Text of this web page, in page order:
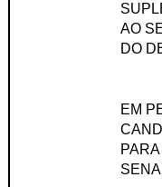
AO
DO
EM